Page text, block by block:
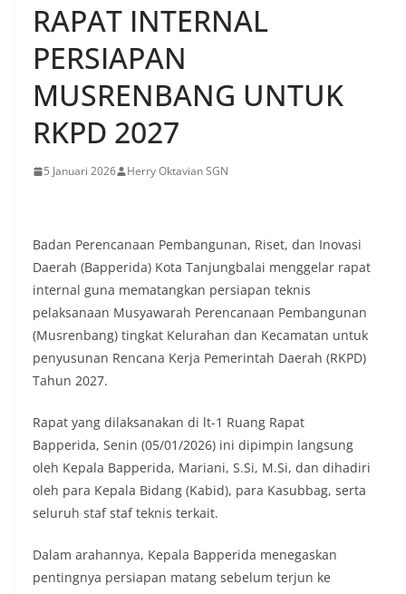
RAPAT INTERNAL
PERSIAPAN
MUSRENBANG UNTUK
RKPD 2027
5 Januari 2026 Herry Oktavian SGN
Badan Perencanaan Pembangunan, Riset, dan Inovasi
Daerah (Bapperida) Kota Tanjungbalai menggelar rapat
internal guna mematangkan persiapan teknis
pelaksanaan Musyawarah Perencanaan Pembangunan
(Musrenbang) tingkat Kelurahan dan Kecamatan untuk
penyusunan Rencana Kerja Pemerintah Daerah (RKPD)
Tahun 2027.
Rapat yang dilaksanakan di lt-1 Ruang Rapat
Bapperida, Senin (05/01/2026) ini dipimpin langsung
oleh Kepala Bapperida, Mariani, S.Si, M.Si, dan dihadiri
oleh para Kepala Bidang (Kabid), para Kasubbag, serta
seluruh staf staf teknis terkait.
Dalam arahannya, Kepala Bapperida menegaskan
pentingnya persiapan matang sebelum terjun ke